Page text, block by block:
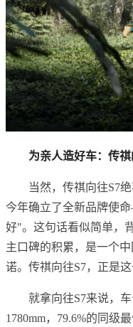
为亲人造好车：传
当然，传祺向往S7
今年确立了全新品牌使
好"。这句话看似简单，
主口碑的积累，是一个
诺。传祺向往S7，正是
就拿向往S7来说，
1780mm，79.6%的同级